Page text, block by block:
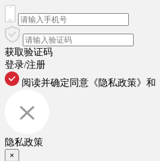
获取验证码
登录/注册
阅读并确定同意 《隐私政策》 和
隐私政策
×